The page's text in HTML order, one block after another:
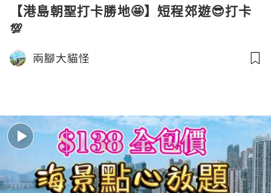
【港島朝聖打卡勝地🤩】短程郊遊😎打卡
💯
兩腳大貓怪